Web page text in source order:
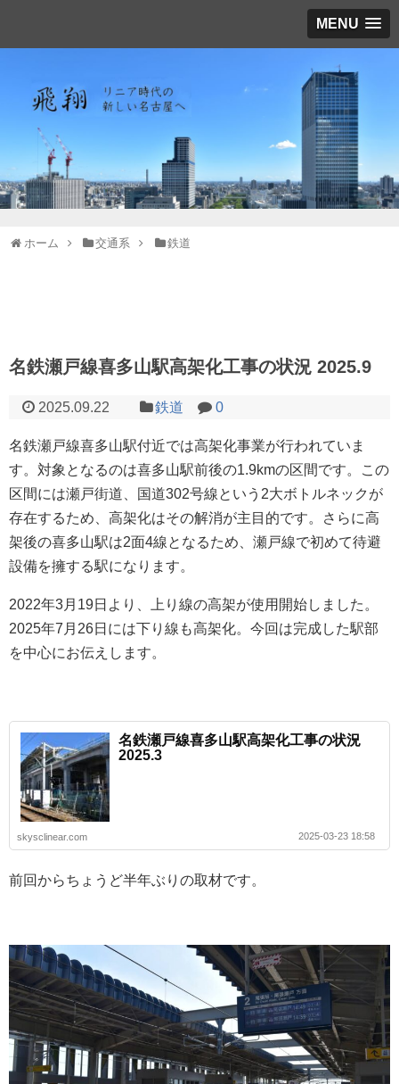
MENU
ホーム 交通系 鉄道
名鉄瀬戸線喜多山駅高架化工事の状況 2025.9
2025.09.22 鉄道 0
名鉄瀬戸線喜多山駅付近では高架化事業が行われていま
す。対象となるのは喜多山駅前後の1.9kmの区間です。この
区間には瀬戸街道、国道302号線という2大ボトルネックが
存在するため、高架化はその解消が主目的です。さらに高
架後の喜多山駅は2面4線となるため、瀬戸線で初めて待避
設備を擁する駅になります。
2022年3月19日より、上り線の高架が使用開始しました。
2025年7月26日には下り線も高架化。今回は完成した駅部
を中心にお伝えします。
名鉄瀬戸線喜多山駅高架化工事の状況
2025.3
skysclinear.com 2025-03-23 18:58
前回からちょうど半年ぶりの取材です。